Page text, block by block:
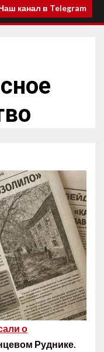
канал в Telegram
о
Руднике.